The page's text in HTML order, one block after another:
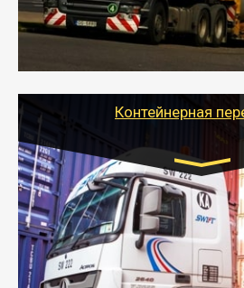
- Тайгер Логистик в короткие
качественно и безопасно
грузы по всей России тралом,
другим транспортом и
Контейнерная
Цена за км.
- Контейнерные грузоперевозки
оборудованном транспорте